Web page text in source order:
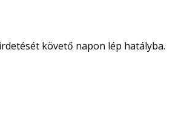
követő napon lép hatályba.